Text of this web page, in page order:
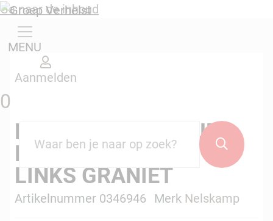
Ga naar de inhoud
MENU
Aanmelden
0
Zoeken
NELSKAMP PLANUM
HALVE GEVELPAN
LINKS GRANIET
Artikelnummer 0346946 Merk Nelskamp